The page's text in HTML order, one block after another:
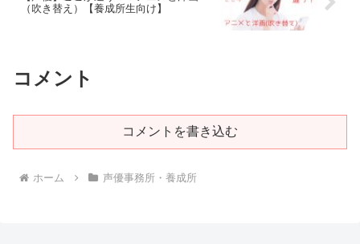
（吹き替え）【養成所生向け】
コメント
コメントを書き込む
ホーム 声優事務所・養成所